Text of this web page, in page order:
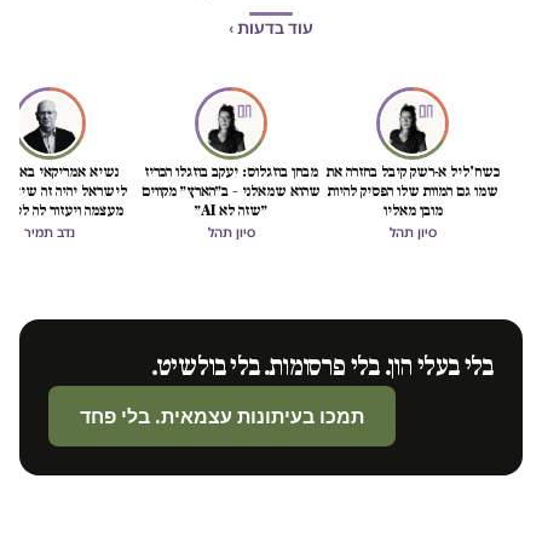
עוד בדעות ›
כשח'ליל א-רשק קיבל בחזרה את
שמו גם המוות שלו הפסיק להיות
מובן מאליו
סיון תהל
מבחן בוזגלוס: יעקב בוזגלו הכריז
שהוא שמאלני – ב״הארץ״ מקווים
״שזה לא AI״
סיון תהל
נשיא אמריקאי באמת
לישראל יהיה זה
מעצמה ויעזור לה
הכיבוש
נדב תמיר
בלי בעלי הון. בלי פרסומות. בלי בולשיט.
תמכו בעיתונות עצמאית. בלי פחד